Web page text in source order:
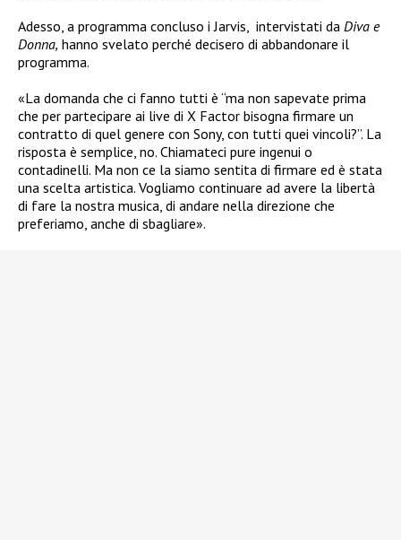
Adesso, a programma concluso i Jarvis, intervistati da Diva e
Donna, hanno svelato perché decisero di abbandonare il
programma.
«La domanda che ci fanno tutti è “ma non sapevate prima
che per partecipare ai live di X Factor bisogna firmare un
contratto di quel genere con Sony, con tutti quei vincoli?”. La
risposta è semplice, no. Chiamateci pure ingenui o
contadinelli. Ma non ce la siamo sentita di firmare ed è stata
una scelta artistica. Vogliamo continuare ad avere la libertà
di fare la nostra musica, di andare nella direzione che
preferiamo, anche di sbagliare».